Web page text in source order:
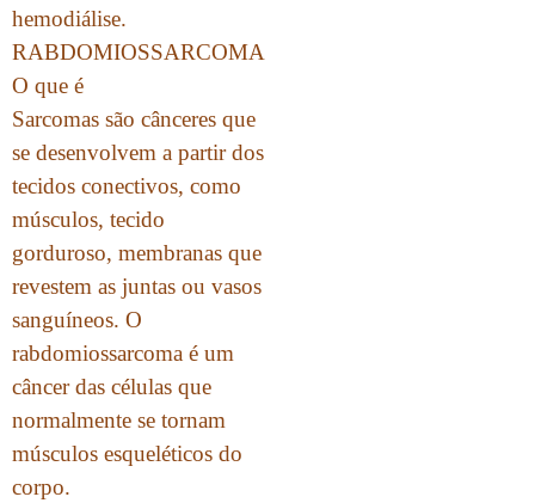
hemodiálise.
RABDOMIOSSARCOMA
O que é
Sarcomas são cânceres que
se desenvolvem a partir dos
tecidos conectivos, como
músculos, tecido
gorduroso, membranas que
revestem as juntas ou vasos
sanguíneos. O
rabdomiossarcoma é um
câncer das células que
normalmente se tornam
músculos esqueléticos do
corpo.